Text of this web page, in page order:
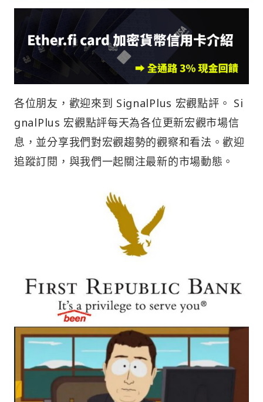
各位朋友，歡迎來到 SignalPlus 宏觀點評。 Si
gnalPlus 宏觀點評每天為各位更新宏觀市場信
息，並分享我們對宏觀趨勢的觀察和看法。歡迎
追蹤訂閱，與我們一起關注最新的市場動態。